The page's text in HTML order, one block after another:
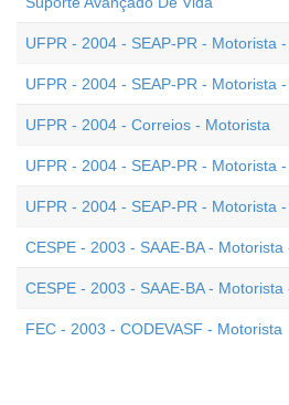
UFPR - 2004 - SEAP-PR - Motorista
UFPR - 2004 - SEAP-PR - Motorista
UFPR - 2004 - Correios - Motorista
UFPR - 2004 - SEAP-PR - Motorista
UFPR - 2004 - SEAP-PR - Motorista
CESPE - 2003 - SAAE-BA - Motorista
CESPE - 2003 - SAAE-BA - Motorista
FEC - 2003 - CODEVASF - Motorista